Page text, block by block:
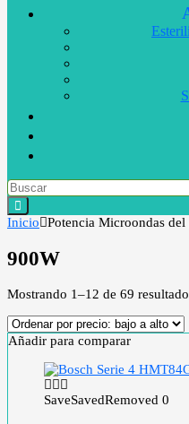
Inicio Potencia Microondas del
900W
Mostrando 1–12 de 69
Añadir para comparar
SaveSavedRemoved 0